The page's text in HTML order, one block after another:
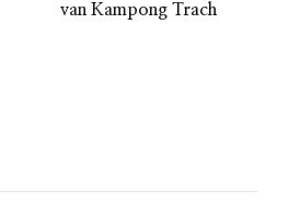
van Kampong Trach